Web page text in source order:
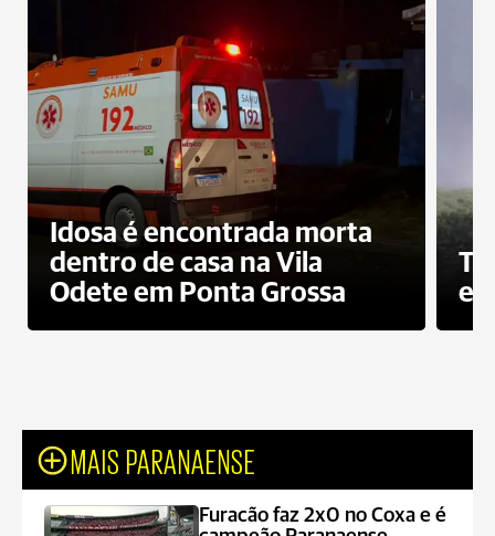
Idosa é encontrada morta
dentro de casa na Vila
Odete em Ponta Grossa
e
MAIS PARANAENSE
Furacão faz 2x0 no Coxa e é